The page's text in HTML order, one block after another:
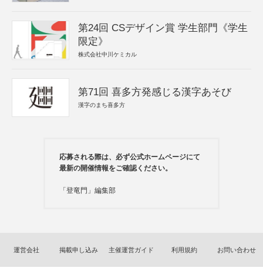
第24回 CSデザイン賞 学生部門《学生
限定》
株式会社中川ケミカル
第71回 喜多方発感じる漢字あそび
漢字のまち喜多方
応募される際は、必ず公式ホームページにて
最新の開催情報をご確認ください。
「登竜門」編集部
運営会社 掲載申し込み 主催運営ガイド 利用規約 お問い合わせ